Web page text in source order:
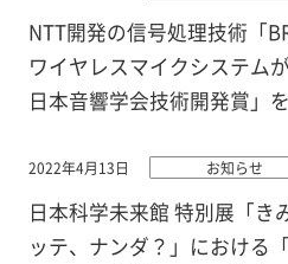
NTT開発の信号処理技術「
ワイヤレスマイクシステム
日本音響学会技術開発賞」
2022年4月13日 お知らせ
日本科学未来館 特別展「
ッテ、ナンダ？」における